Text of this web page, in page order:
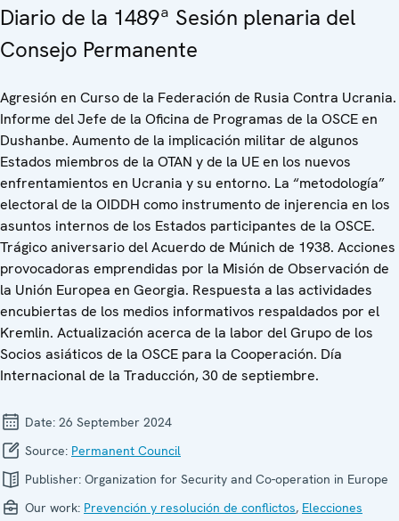
Diario de la 1489ª Sesión plenaria del
Consejo Permanente
Agresión en Curso de la Federación de Rusia Contra Ucrania.
Informe del Jefe de la Oficina de Programas de la OSCE en
Dushanbe. Aumento de la implicación militar de algunos
Estados miembros de la OTAN y de la UE en los nuevos
enfrentamientos en Ucrania y su entorno. La “metodología”
electoral de la OIDDH como instrumento de injerencia en los
asuntos internos de los Estados participantes de la OSCE.
Trágico aniversario del Acuerdo de Múnich de 1938. Acciones
provocadoras emprendidas por la Misión de Observación de
la Unión Europea en Georgia. Respuesta a las actividades
encubiertas de los medios informativos respaldados por el
Kremlin. Actualización acerca de la labor del Grupo de los
Socios asiáticos de la OSCE para la Cooperación. Día
Internacional de la Traducción, 30 de septiembre.
Date: 26 September 2024
Source: Permanent Council
Publisher: Organization for Security and Co-operation in Europe
Our work: Prevención y resolución de conflictos, Elecciones